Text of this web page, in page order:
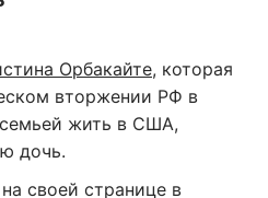
Орбакайте, которая
вторжении РФ в
семьей жить в США,
дочь.
своей странице в